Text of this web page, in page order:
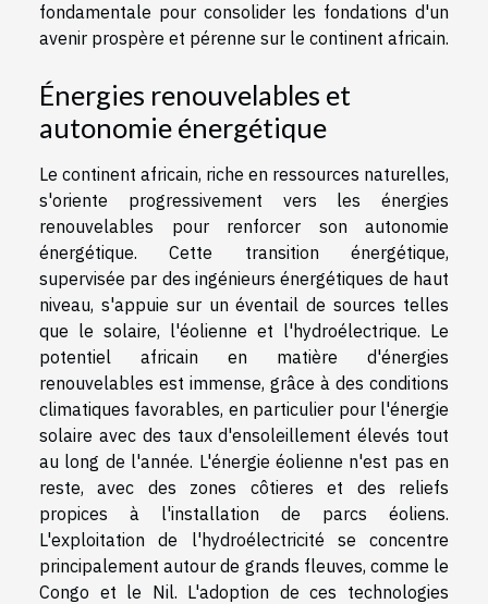
fondamentale pour consolider les fondations d'un
avenir prospère et pérenne sur le continent africain.
Énergies renouvelables et
autonomie énergétique
Le continent africain, riche en ressources naturelles,
s'oriente progressivement vers les énergies
renouvelables pour renforcer son autonomie
énergétique. Cette transition énergétique,
supervisée par des ingénieurs énergétiques de haut
niveau, s'appuie sur un éventail de sources telles
que le solaire, l'éolienne et l'hydroélectrique. Le
potentiel africain en matière d'énergies
renouvelables est immense, grâce à des conditions
climatiques favorables, en particulier pour l'énergie
solaire avec des taux d'ensoleillement élevés tout
au long de l'année. L'énergie éolienne n'est pas en
reste, avec des zones côtieres et des reliefs
propices à l'installation de parcs éoliens.
L'exploitation de l'hydroélectricité se concentre
principalement autour de grands fleuves, comme le
Congo et le Nil. L'adoption de ces technologies